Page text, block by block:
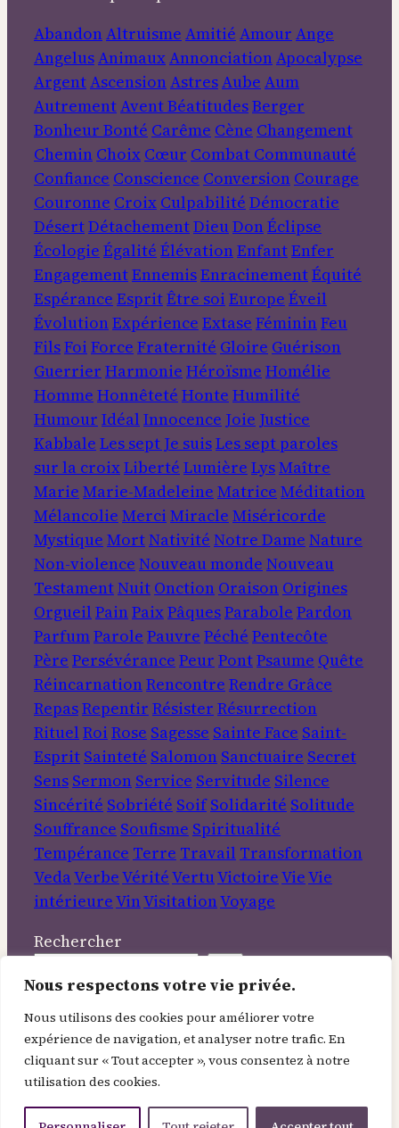
Nous respectons votre vie privée.
Nous utilisons des cookies pour améliorer votre
expérience de navigation, et analyser notre trafic. En
cliquant sur « Tout accepter », vous consentez à notre
utilisation des cookies.
AbandonAltruisme Amitié Amour Ange
AngelusAnimauxAnnonciationApocalypse
ArgentAscensionAstresAube Aum
AutrementAventBéatitudesBerger
Bonheur Bonté Carême Cène Changement
Chemin Choix Cœur Combat Communauté
Confiance Conscience Conversion Courage
Couronne Croix Culpabilité Démocratie
DésertDétachementDieuDonÉclipse
Écologie Égalité ÉlévationEnfantEnfer
EngagementEnnemisEnracinementÉquité
Espérance EspritÊtre soi Europe Éveil
ÉvolutionExpérience Extase FémininFeu
FilsFoi Force Fraternité Gloire Guérison
Guerrier Harmonie Héroïsme Homélie
Homme Honnêteté Honte Humilité
Humour Idéal Innocence Joie Justice
Kabbale Les sept Je suisLes sept paroles
sur la croixLiberté Lumière LysMaître
Marie Marie-Madeleine Matrice Méditation
Mélancolie Merci Miracle Miséricorde
Mystique MortNativité Notre Dame Nature
Non-violence Nouveau monde Nouveau
TestamentNuit Onction Oraison Origines
Orgueil PainPaixPâquesParabole Pardon
ParfumParole Pauvre Péché Pentecôte
Père Persévérance Peur PontPsaume Quête
RéincarnationRencontre Rendre Grâce
RepasRepentir Résister Résurrection
Rituel Roi Rose Sagesse Sainte Face Saint-
Esprit Sainteté Salomon Sanctuaire Secret
Sens Sermon Service Servitude Silence
Sincérité Sobriété Soif Solidarité Solitude
Souffrance Soufisme Spiritualité
Tempérance Terre Travail Transformation
VedaVerbeVéritéVertuVictoireVieVie
intérieureVinVisitationVoyage
Rechercher
Informations
À Propos
Contact
Politique de confidentialité